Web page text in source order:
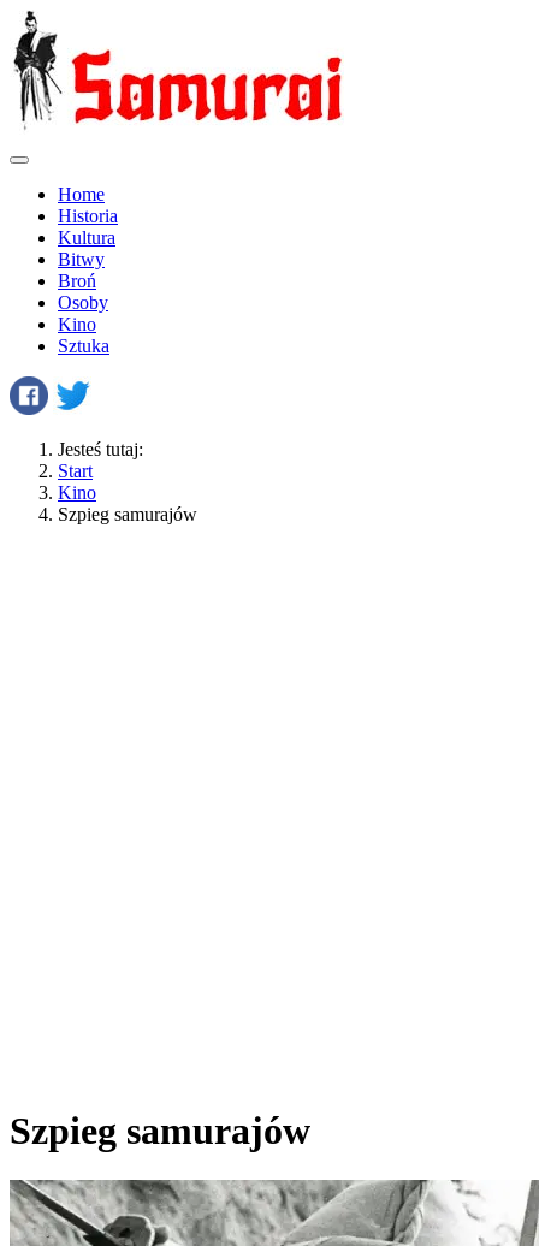
Home
Historia
Kultura
Bitwy
Broń
Osoby
Kino
Sztuka
Jesteś tutaj:
Start
Kino
Szpieg samurajów
Szpieg samurajów